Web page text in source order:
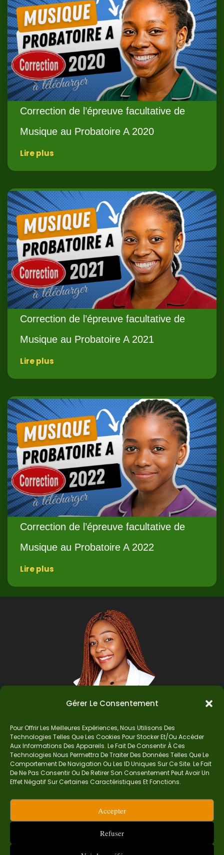
Gérer Le Consentement
Pour Offrir Les Meilleures Expériences, Nous Utilisons Des
Technologies Telles Que Les Cookies Pour Stocker Et/ou Accéder
Aux Informations Des Appareils. Le Fait De Consentir À Ces
Technologies Nous Permettra De Traiter Des Données Telles Que Le
Comportement De Navigation Ou Les ID Uniques Sur Ce Site. Le Fait
De Ne Pas Consentir Ou De Retirer Son Consentement Peut Avoir Un
Effet Négatif Sur Certaines Caractéristiques Et Fonctions.
Accepter
Refuser
Correction de l’épreuve facultative de
Musique au Probatoire A 2020
Lire plus
Correction de l’épreuve facultative de
Musique au Probatoire A 2021
Lire plus
Correction de l’épreuve facultative de
Musique au Probatoire A 2022
Lire plus
Auteur
Je suis Madame Mba, une enseignante certifiée
de mathématiques. Sur Ndolomath, je partage
astuces et conseils pour t’aider à comprendre,
aimer et réussir en maths pas à pas.
contact.ndolomath@gmail.com ou au